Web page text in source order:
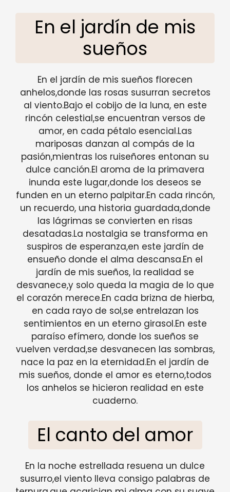
En el jardín de mis
sueños
En el jardín de mis sueños florecen
anhelos,donde las rosas susurran secretos
al viento.Bajo el cobijo de la luna, en este
rincón celestial,se encuentran versos de
amor, en cada pétalo esencial.Las
mariposas danzan al compás de la
pasión,mientras los ruiseñores entonan su
dulce canción.El aroma de la primavera
inunda este lugar,donde los deseos se
funden en un eterno palpitar.En cada rincón,
un recuerdo, una historia guardada,donde
las lágrimas se convierten en risas
desatadas.La nostalgia se transforma en
suspiros de esperanza,en este jardín de
ensueño donde el alma descansa.En el
jardín de mis sueños, la realidad se
desvanece,y solo queda la magia de lo que
el corazón merece.En cada brizna de hierba,
en cada rayo de sol,se entrelazan los
sentimientos en un eterno girasol.En este
paraíso efímero, donde los sueños se
vuelven verdad,se desvanecen las sombras,
nace la paz en la eternidad.En el jardín de
mis sueños, donde el amor es eterno,todos
los anhelos se hicieron realidad en este
cuaderno.
El canto del amor
En la noche estrellada resuena un dulce
susurro,el viento lleva consigo palabras de